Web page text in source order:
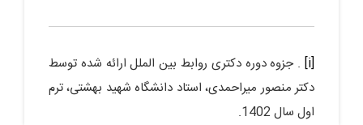
[i] . جزوه دوره دکتری روابط بین الملل ارائه شده توسط
دکتر منصور میراحمدی، استاد دانشگاه شهید بهشتی، ترم
اول سال 1402.